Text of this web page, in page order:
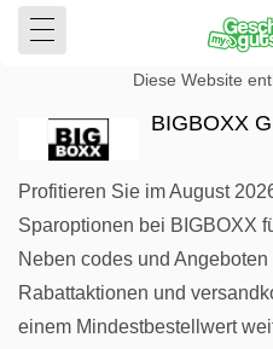
Diese Website
BIGBOXX
Profitieren Sie im August
Sparoptionen bei BIGBOXX
Neben codes und
Rabattaktionen und
einem Mindestbestellwert